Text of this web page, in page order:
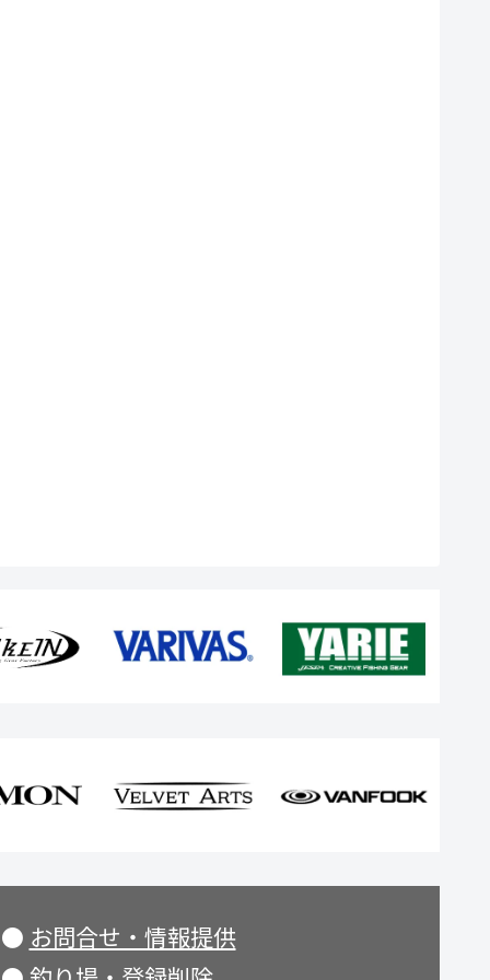
● お問合せ・情報提供